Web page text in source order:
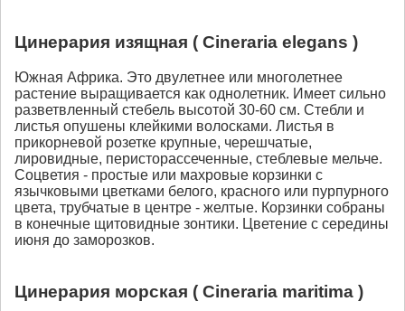
Цинерария изящная ( Cineraria elegans )
Южная Африка. Это двулетнее или многолетнее
растение выращивается как однолетник. Имеет сильно
разветвленный стебель высотой 30-60 см. Стебли и
листья опушены клейкими волосками. Листья в
прикорневой розетке крупные, черешчатые,
лировидные, перисторассеченные, стеблевые мельче.
Соцветия - простые или махровые корзинки с
язычковыми цветками белого, красного или пурпурного
цвета, трубчатые в центре - желтые. Корзинки собраны
в конечные щитовидные зонтики. Цветение с середины
июня до заморозков.
Цинерария морская ( Cineraria maritima )